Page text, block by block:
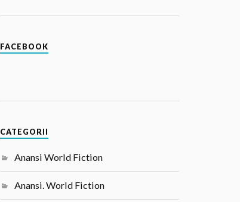
FACEBOOK
CATEGORII
Anansi World Fiction
Anansi. World Fiction